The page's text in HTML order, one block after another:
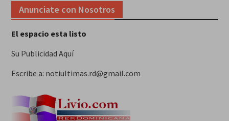
Anunciate con Nosotros
El espacio esta listo
Su Publicidad Aquí
Escribe a: notiultimas.rd@gmail.com